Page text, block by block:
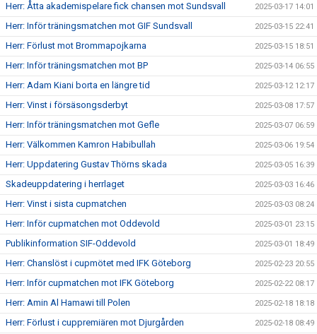
Herr: Åtta akademispelare fick chansen mot Sundsvall 2025-03-17 14:01
Herr: Inför träningsmatchen mot GIF Sundsvall 2025-03-15 22:41
Herr: Förlust mot Brommapojkarna 2025-03-15 18:51
Herr: Inför träningsmatchen mot BP 2025-03-14 06:55
Herr: Adam Kiani borta en längre tid 2025-03-12 12:17
Herr: Vinst i försäsongsderbyt 2025-03-08 17:57
Herr: Inför träningsmatchen mot Gefle 2025-03-07 06:59
Herr: Välkommen Kamron Habibullah 2025-03-06 19:54
Herr: Uppdatering Gustav Thörns skada 2025-03-05 16:39
Skadeuppdatering i herrlaget 2025-03-03 16:46
Herr: Vinst i sista cupmatchen 2025-03-03 08:24
Herr: Inför cupmatchen mot Oddevold 2025-03-01 23:15
Publikinformation SIF-Oddevold 2025-03-01 18:49
Herr: Chanslöst i cupmötet med IFK Göteborg 2025-02-23 20:55
Herr: Inför cupmatchen mot IFK Göteborg 2025-02-22 08:17
Herr: Amin Al Hamawi till Polen 2025-02-18 18:18
Herr: Förlust i cuppremiären mot Djurgården 2025-02-18 08:49